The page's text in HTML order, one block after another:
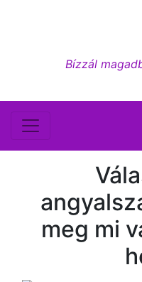
Bízzál
meg mi